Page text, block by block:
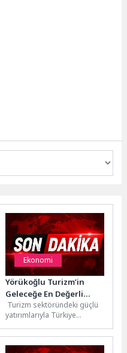
Ekonomi
Yörükoğlu Turizm’in
Geleceğe En Değerli
Yatırımı: Eğitim
Turizm sektöründeki güçlü
yatırımlarıyla Türkiye
Kara Ailesi, topluma katkı
sağlama vizyonunu